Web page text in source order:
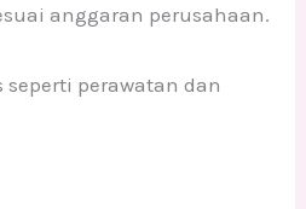
anggaran perusahaan.
seperti perawatan dan